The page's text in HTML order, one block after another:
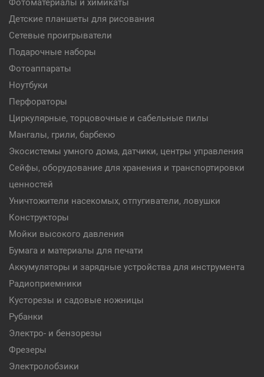
Фотоматериалы и химикаты
Детские планшеты для рисования
Сетевые проигрыватели
Подарочные наборы
Фотоаппараты
Ноутбуки
Перфораторы
Циркулярные, торцовочные и сабельные пилы
Мангалы, грили, барбекю
Экосистемы умного дома, датчики, центры управления
Сейфы, оборудование для хранения и транспортировки
ценностей
Уничтожители насекомых, отпугиватели, ловушки
Конструкторы
Мойки высокого давления
Бумага и материалы для печати
Аккумуляторы и зарядные устройства для инструмента
Радиоприемники
Кусторезы и садовые ножницы
Рубанки
Электро- и бензорезы
Фрезеры
Электролобзики